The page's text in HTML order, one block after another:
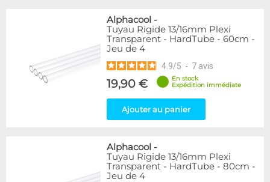
Alphacool -
Tuyau Rigide 13/16mm Plexi
Transparent - HardTube - 60cm -
Jeu de 4
4.9/5 - 7 avis
19,90 €
En stock
Expédition immédiate
Ajouter au panier
Alphacool -
Tuyau Rigide 13/16mm Plexi
Transparent - HardTube - 80cm -
Jeu de 4